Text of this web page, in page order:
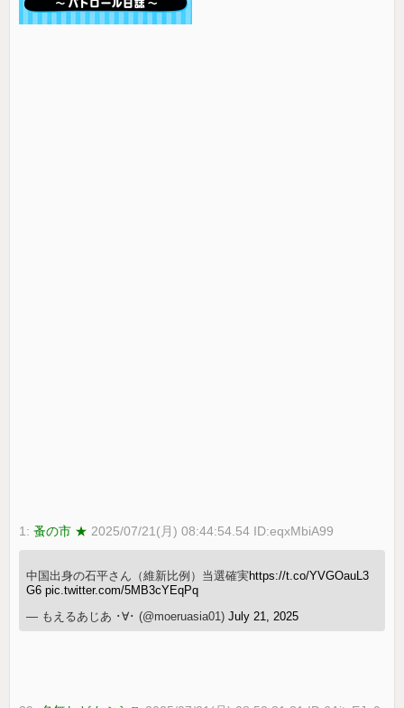
1:蚤の市 ★ 2025/07/21(月) 08:44:54.54 ID:eqxMbiA99
中国出身の石平さん（維新比例）当選確実https://t.co/YVGOauL3
G6 pic.twitter.com/5MB3cYEqPq
— もえるあじあ ･∀･ (@moeruasia01)July 21, 2025